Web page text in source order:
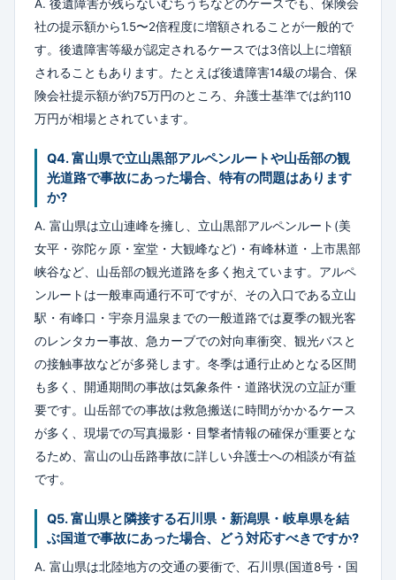
A. 後遺障害が残らないむちうちなどのケースでも、保険会
社の提示額から1.5〜2倍程度に増額されることが一般的で
す。後遺障害等級が認定されるケースでは3倍以上に増額
されることもあります。たとえば後遺障害14級の場合、保
険会社提示額が約75万円のところ、弁護士基準では約110
万円が相場とされています。
Q4. 富山県で立山黒部アルペンルートや山岳部の観
光道路で事故にあった場合、特有の問題はあります
か?
A. 富山県は立山連峰を擁し、立山黒部アルペンルート(美
女平・弥陀ヶ原・室堂・大観峰など)・有峰林道・上市黒部
峡谷など、山岳部の観光道路を多く抱えています。アルペ
ンルートは一般車両通行不可ですが、その入口である立山
駅・有峰口・宇奈月温泉までの一般道路では夏季の観光客
のレンタカー事故、急カーブでの対向車衝突、観光バスと
の接触事故などが多発します。冬季は通行止めとなる区間
も多く、開通期間の事故は気象条件・道路状況の立証が重
要です。山岳部での事故は救急搬送に時間がかかるケース
が多く、現場での写真撮影・目撃者情報の確保が重要とな
るため、富山の山岳路事故に詳しい弁護士への相談が有益
です。
Q5. 富山県と隣接する石川県・新潟県・岐阜県を結
ぶ国道で事故にあった場合、どう対応すべきですか?
A. 富山県は北陸地方の交通の要衝で、石川県(国道8号・国